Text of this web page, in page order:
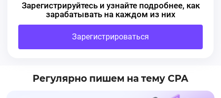
Зарегистрируйтесь и узнайте подробнее, как
зарабатывать на каждом из них
Зарегистрироваться
Регулярно пишем на тему CPA